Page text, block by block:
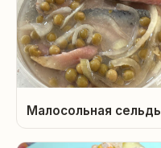
Малосольная сельдь